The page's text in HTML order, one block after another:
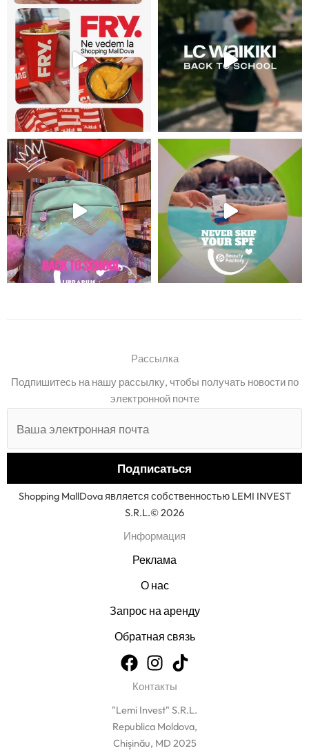
Рассылка
Подпишитесь на нашу рассылку, чтобы получать новости по
электронной почте
Shopping MallDova является собственностью LEMI INVEST
S.R.L.© 2026
Информация
Реклама
О нас
Запрос на аренду
Обратная связь
Контакты
"Lemi Invest" S.R.L.
Republica Moldova,
Chișinău, MD 2025